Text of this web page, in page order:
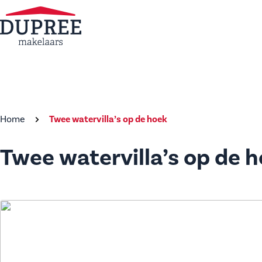
Home Twee watervilla’s op de hoek
Twee watervilla’s op de